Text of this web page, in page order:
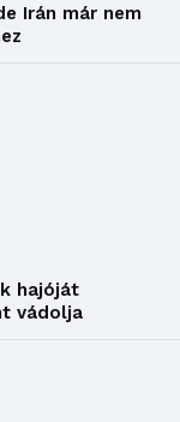
Irán már nem
hajóját
vádolja